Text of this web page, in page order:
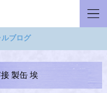
ブログ
製缶 埃